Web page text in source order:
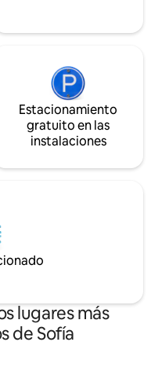
Estacionamiento
gratuito en las
instalaciones
lugares más
de Sofía